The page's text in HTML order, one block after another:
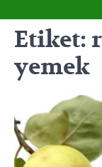
Etiket:
yemek